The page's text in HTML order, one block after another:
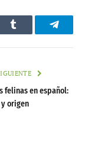
Tumblr
felinas en español:
origen